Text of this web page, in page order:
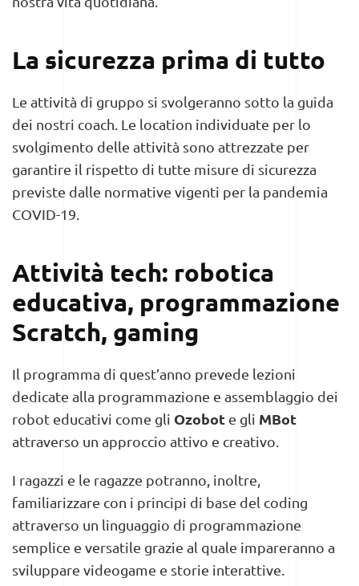
La sicurezza prima di tutto
Le attività di gruppo si svolgeranno sotto la guida
dei nostri coach. Le location individuate per lo
svolgimento delle attività sono attrezzate per
garantire il rispetto di tutte misure di sicurezza
previste dalle normative vigenti per la pandemia
COVID-19.
Attività tech: robotica
educativa, programmazione
Scratch, gaming
Il programma di quest’anno prevede lezioni
dedicate alla programmazione e assemblaggio dei
robot educativi come gli Ozobot e gli MBot
attraverso un approccio attivo e creativo.
I ragazzi e le ragazze potranno, inoltre,
familiarizzare con i principi di base del coding
attraverso un linguaggio di programmazione
semplice e versatile grazie al quale impareranno a
sviluppare videogame e storie interattive.